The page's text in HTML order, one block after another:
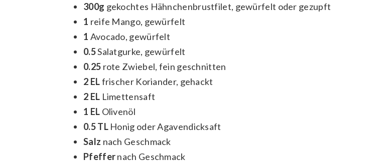
300g gekochtes Hähnchenbrustfilet, gewürfelt oder gezupft
1 reife Mango, gewürfelt
1 Avocado, gewürfelt
0.5Salatgurke, gewürfelt
0.25 rote Zwiebel, fein geschnitten
2 ELfrischer Koriander, gehackt
2 EL Limettensaft
1 EL Olivenöl
0.5 TLHonig oder Agavendicksaft
Salz nach Geschmack
Pfeffernach Geschmack